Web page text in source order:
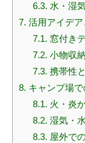
6.3. 水・湿
7. 活用アイデ
7.1. 窓付き
7.2. 小物収
7.3. 携帯性
8. キャンプ場
8.1. 火・炎
8.2. 湿気・
8.3. 屋外で